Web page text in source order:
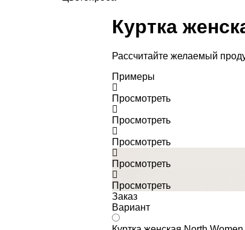
Куртка
Рассчитайте желаемый
Примеры
Просмотреть
Просмотреть
Просмотреть
Просмотреть
Просмотреть
Заказ
Вариант